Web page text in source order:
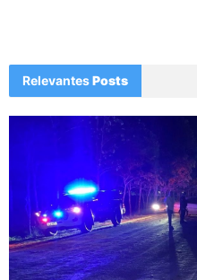
RelevantesPosts